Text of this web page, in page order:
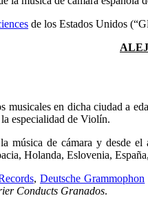
de los Estados Unidos
en dicha ciudad a
especialidad de Violín.
música de cámara y desde
Holanda, Eslovenia,
,Deutsche Grammophon
Conducts Granados.